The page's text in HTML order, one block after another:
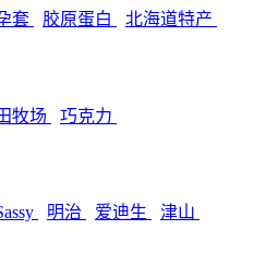
套 胶原蛋白 北海道特产
牧场 巧克力
明治 爱迪生 津山